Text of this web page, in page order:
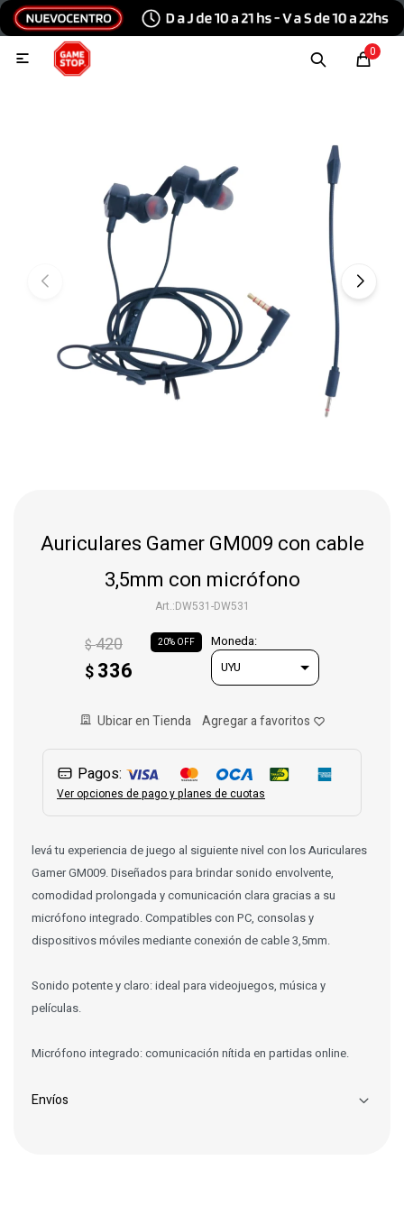
0

Auriculares Gamer GM009 con cable
3,5mm con micrófono
DW531-DW531
$ 336
$420 20 Moneda:
Ubicar en Tienda
Pagos:
Ver opciones de pago y planes de cuotas
levá tu experiencia de juego al siguiente nivel con los Auriculares
Gamer GM009. Diseñados para brindar sonido envolvente,
comodidad prolongada y comunicación clara gracias a su
micrófono integrado. Compatibles con PC, consolas y
dispositivos móviles mediante conexión de cable 3,5mm.
Sonido potente y claro: ideal para videojuegos, música y
películas.
Micrófono integrado: comunicación nítida en partidas online.
Envíos
Tecnología e Informática
Audio y video
Consolas y videojuegos
Juguetes